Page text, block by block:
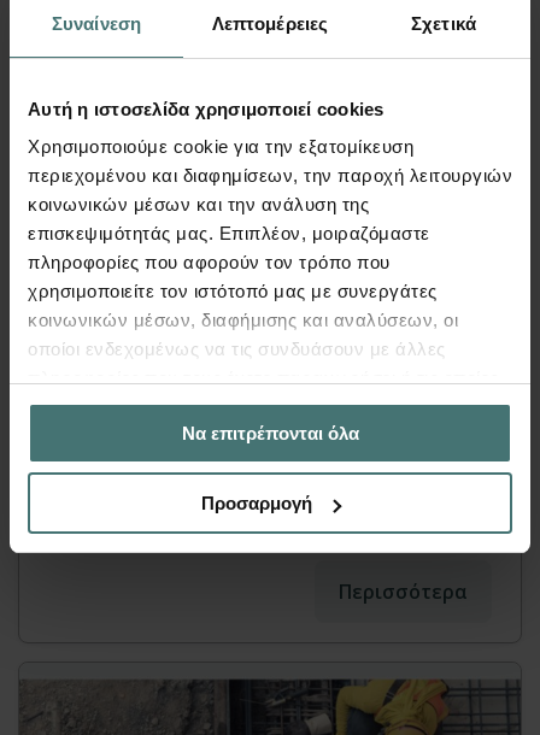
Συναίνεση Λεπτομέρειες Σχετικά
Αυτή η ιστοσελίδα χρησιμοποιεί cookies
Χρησιμοποιούμε cookie για την εξατομίκευση
περιεχομένου και διαφημίσεων, την παροχή λειτουργιών
κοινωνικών μέσων και την ανάλυση της
επισκεψιμότητάς μας. Επιπλέον, μοιραζόμαστε
πληροφορίες που αφορούν τον τρόπο που
χρησιμοποιείτε τον ιστότοπό μας με συνεργάτες
κοινωνικών μέσων, διαφήμισης και αναλύσεων, οι
οποίοι ενδεχομένως να τις συνδυάσουν με άλλες
έχουν συλλέξει σε σχέση με την από μέρους σας χρήση
των υπηρεσιών τους.Να επιτρέπονται όλα
Προσαρμογή
Fespa – Αναπτύγματα οπλισμών
δοκών
Δείτε πώς παράγονται αυτόματα τα
αναπτύγματα οπλισμών μιας δοκοσειράς και
πώς μπορούν να επεξεργασθούν και να
εκτυπωθούν μαζί με τον ξυλότυπο του
αντίστοιχου ορόφου.
Περισσότερα